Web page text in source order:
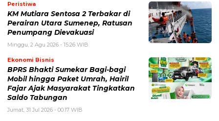
Peristiwa
KM Mutiara Sentosa 2 Terbakar di
Perairan Utara Sumenep, Ratusan
Penumpang Dievakuasi
Minggu, 2 Agu 2026 - 15:26 WIB
Ekonomi Bisnis
BPRS Bhakti Sumekar Bagi-bagi
Mobil hingga Paket Umrah, Hairil
Fajar Ajak Masyarakat Tingkatkan
Saldo Tabungan
Jumat, 31 Jul 2026 - 00:17 WIB